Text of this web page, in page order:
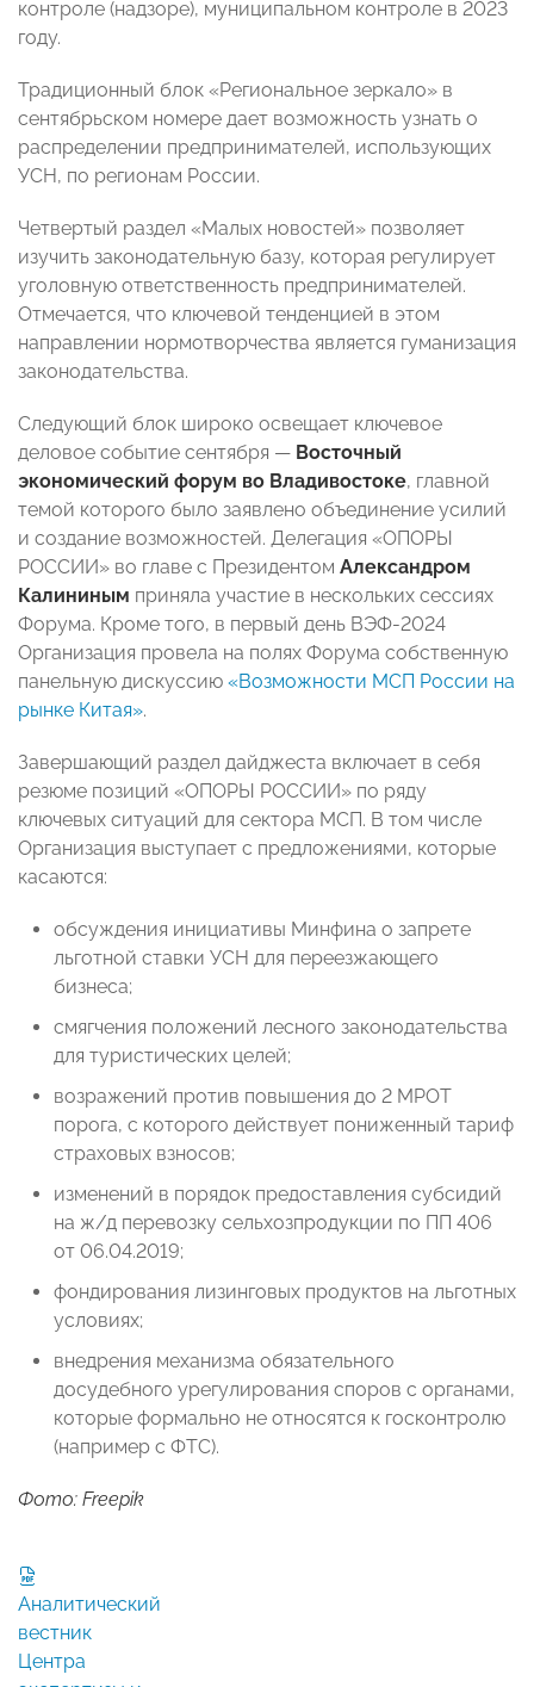
контроле (надзоре), муниципальном контроле в 2023
году.
Традиционный блок «Региональное зеркало» в
сентябрьском номере дает возможность узнать о
распределении предпринимателей, использующих
УСН, по регионам России.
Четвертый раздел «Малых новостей» позволяет
изучить законодательную базу, которая регулирует
уголовную ответственность предпринимателей.
Отмечается, что ключевой тенденцией в этом
направлении нормотворчества является гуманизация
законодательства.
Следующий блок широко освещает ключевое
деловое событие сентября — Восточный
экономический форум во Владивостоке, главной
темой которого было заявлено объединение усилий
и создание возможностей. Делегация «ОПОРЫ
РОССИИ» во главе с Президентом Александром
Калининым приняла участие в нескольких сессиях
Форума. Кроме того, в первый день ВЭФ-2024
Организация провела на полях Форума собственную
панельную дискуссию «Возможности МСП России на
рынке Китая».
Завершающий раздел дайджеста включает в себя
резюме позиций «ОПОРЫ РОССИИ» по ряду
ключевых ситуаций для сектора МСП. В том числе
Организация выступает с предложениями, которые
касаются:
обсуждения инициативы Минфина о запрете
льготной ставки УСН для переезжающего
бизнеса;
смягчения положений лесного законодательства
для туристических целей;
возражений против повышения до 2 МРОТ
порога, с которого действует пониженный тариф
страховых взносов;
изменений в порядок предоставления субсидий
на ж/д перевозку сельхозпродукции по ПП 406
от 06.04.2019;
фондирования лизинговых продуктов на льготных
условиях;
внедрения механизма обязательного
досудебного урегулирования споров с органами,
которые формально не относятся к госконтролю
(например с ФТС).
Фото: Freepik
Аналитический
вестник
Центра